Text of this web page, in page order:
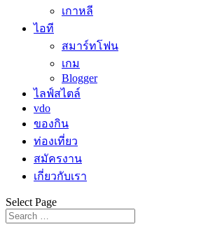
เกาหลี
ไอที
สมาร์ทโฟน
เกม
Blogger
ไลฟ์สไตล์
vdo
ของกิน
ท่องเที่ยว
สมัครงาน
เกี่ยวกับเรา
Select Page